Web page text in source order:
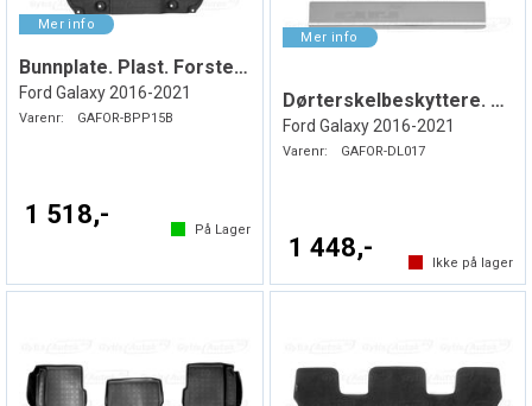
Bunnplate. Plast. Forsterket
Ford Galaxy 2016-2021
Varenr: GAFOR-BPP15B
1 518,-
På Lager
Dørterskelbeskyttere. Stål
Ford Galaxy 2016-2021
Varenr: GAFOR-DL017
1 448,-
Ikke på lager